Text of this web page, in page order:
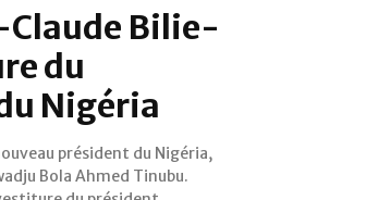
Bilie-
du
Nigéria